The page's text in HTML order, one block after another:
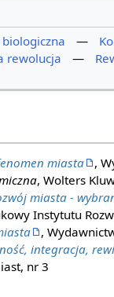
—
rewolucja —
miasta
,
, Wolters
miasta -
Instytutu
,
integracja,
nr 3